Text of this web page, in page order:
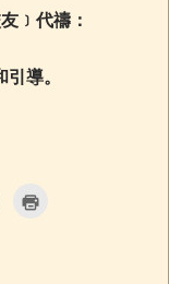
﹞代禱：
導。